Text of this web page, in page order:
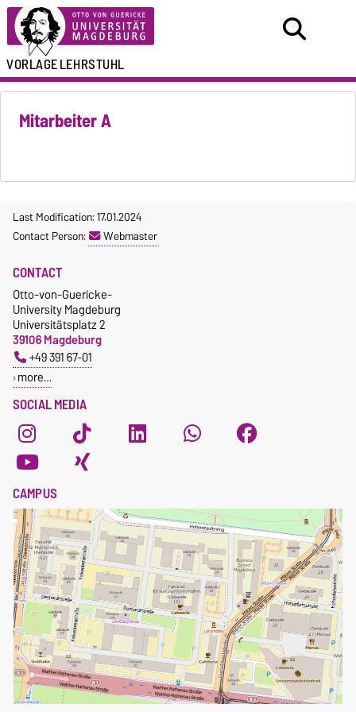
VORLAGELEHRSTUHL
Mitarbeiter A
Last Modification: 17.01.2024
Contact Person:
Webmaster
SOCIAL MEDIA
CONTACT
Otto-von-Guericke-
University Magdeburg
Universitätsplatz 2
39106 Magdeburg
+49 391 67-01
more…
CAMPUS